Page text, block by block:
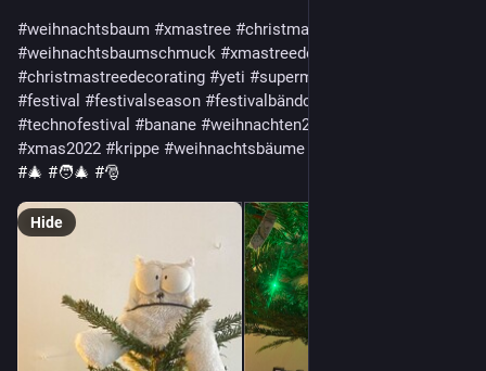
#weihnachtsbaum #xmastree #christmastree
#weihnachtsbaumschmuck #xmastreedecorating
#christmastreedecorating #yeti #supermario
#festival #festivalseason #festivalbändchen
#technofestival #banane #weihnachten2022
#xmas2022 #krippe #weihnachtsbäume
#🎄 #🧑‍🎄 #🎅
Hide